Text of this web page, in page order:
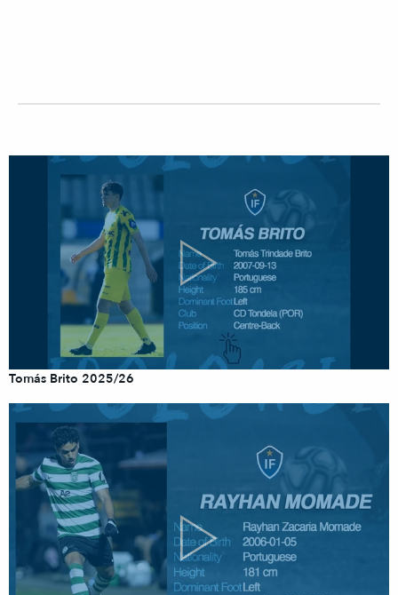
Tomás Brito 2025/26